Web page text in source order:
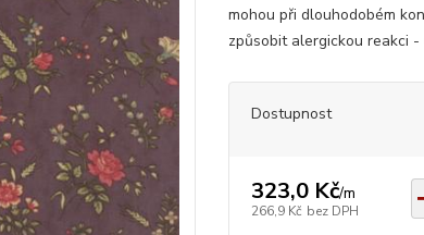
mohou při dlouhodobém
způsobit alergickou reakci
Dostupnost
323,0 Kč/m
266,9 Kč bez DPH